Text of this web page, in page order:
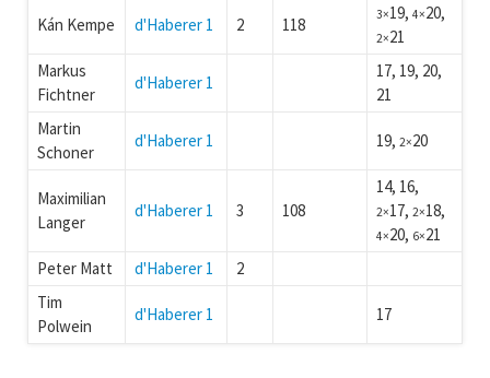
Kán Kempe d'Haberer 1 2 118 3×19,4×20,
2×21
Markus
Fichtner
d'Haberer 1
17, 19, 20,
21
Martin
Schoner
d'Haberer 1 19,2×20
Maximilian
Langer
d'Haberer 1 3 108
14, 16,
2×17,2×18,
4×20, 6×21
Peter Matt
d'Haberer 1
2
Tim
Polwein
d'Haberer 1 17